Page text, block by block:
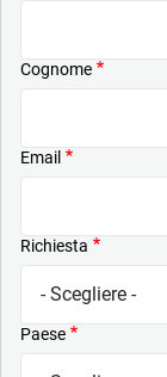
Cognome
Email
Richiesta
Paese